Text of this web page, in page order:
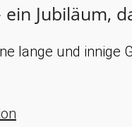
ein Jubiläum,
lange und innige